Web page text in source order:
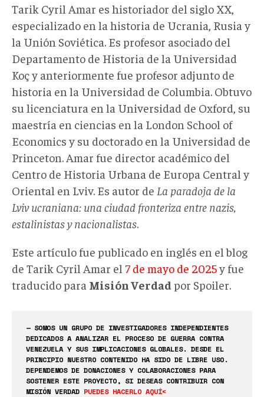
Tarik Cyril Amar es historiador del siglo XX,
especializado en la historia de Ucrania, Rusia y
la Unión Soviética. Es profesor asociado del
Departamento de Historia de la Universidad
Koç y anteriormente fue profesor adjunto de
historia en la Universidad de Columbia. Obtuvo
su licenciatura en la Universidad de Oxford, su
maestría en ciencias en la London School of
Economics y su doctorado en la Universidad de
Princeton. Amar fue director académico del
Centro de Historia Urbana de Europa Central y
Oriental en Lviv. Es autor de La paradoja de la
Lviv ucraniana: una ciudad fronteriza entre nazis,
estalinistas y nacionalistas.
Este artículo fue publicado en inglés en el blog
de Tarik Cyril Amar el 7 de mayo de 2025y fue
traducido para Misión Verdad por Spoiler.
— SOMOS UN GRUPO DE INVESTIGADORES INDEPENDIENTES
DEDICADOS A ANALIZAR EL PROCESO DE GUERRA CONTRA
VENEZUELA Y SUS IMPLICACIONES GLOBALES. DESDE EL
PRINCIPIO NUESTRO CONTENIDO HA SIDO DE LIBRE USO.
DEPENDEMOS DE DONACIONES Y COLABORACIONES PARA
SOSTENER ESTE PROYECTO, SI DESEAS CONTRIBUIR CON
MISIÓN VERDAD PUEDES HACERLO AQUÍ<